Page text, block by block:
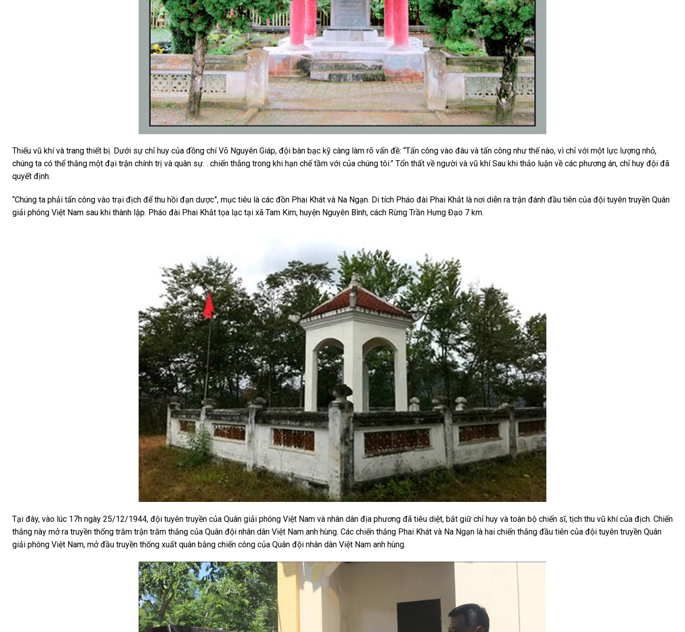
Thiếu vũ khí và trang thiết bị. Dưới sự chỉ huy của đồng chí Võ Nguyên Giáp, đội bàn bạc kỹ càng làm rõ vấn đề: “Tấn công vào đâu và tấn công như thế nào, vì chỉ với một lực lượng nhỏ,
chúng ta có thể thắng một đại trận chính trị và quân sự. . chiến thắng trong khi hạn chế tầm với của chúng tôi.” Tổn thất về người và vũ khí Sau khi thảo luận về các phương án, chỉ huy đội đã
quyết định.
“Chúng ta phải tấn công vào trại địch để thu hồi đạn dược”, mục tiêu là các đồn Phai Khát và Na Ngạn. Di tích Pháo đài Phai Khắt là nơi diễn ra trận đánh đầu tiên của đội tuyên truyền Quân
giải phóng Việt Nam sau khi thành lập. Pháo đài Phai Khắt tọa lạc tại xã Tam Kim, huyện Nguyên Bình, cách Rừng Trần Hưng Đạo 7 km.
Tại đây, vào lúc 17h ngày 25/12/1944, đội tuyên truyền của Quân giải phóng Việt Nam và nhân dân địa phương đã tiêu diệt, bắt giữ chỉ huy và toàn bộ chiến sĩ, tịch thu vũ khí của địch. Chiến
thắng này mở ra truyền thống trăm trận trăm thắng của Quân đội nhân dân Việt Nam anh hùng. Các chiến thắng Phai Khát và Na Ngạn là hai chiến thắng đầu tiên của đội tuyên truyền Quân
giải phóng Việt Nam, mở đầu truyền thống xuất quân bằng chiến công của Quân đội nhân dân Việt Nam anh hùng.